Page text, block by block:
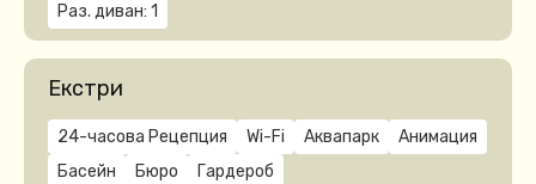
Раз. диван: 1
Екстри
24-часова Рецепция Wi-Fi Аквапарк
Анимация
Басейн
Бюро
Гардероб